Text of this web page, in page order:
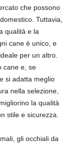
che possono
Tuttavia,
qualità e la
cane è unico, e
per un altro.
cane e, se
si adatta meglio
nella selezione,
la qualità
stile e sicurezza.
gli occhiali da